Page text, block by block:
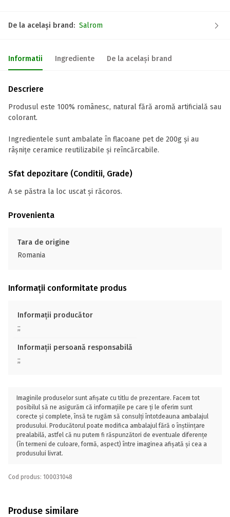
De la același brand: Salrom
Informatii Ingrediente De la același brand
Descriere
Produsul este 100% românesc, natural fără aromă artificială sau
colorant.
Ingredientele sunt ambalate în flacoane pet de 200g și au
râșnițe ceramice reutilizabile și reîncărcabile.
Sfat depozitare (Conditii, Grade)
A se păstra la loc uscat și răcoros.
Provenienta
Tara de origine
Romania
Informații conformitate produs
Informații producător
;;
Informații persoană responsabilă
;;
Imaginile produselor sunt afișate cu titlu de prezentare. Facem tot
posibilul să ne asigurăm că informațiile pe care ți le oferim sunt
corecte și complete, însă te rugăm să consulți întotdeauna ambalajul
produsului. Producătorul poate modifica ambalajul fără o înștiințare
prealabilă, astfel că nu putem fi răspunzători de eventuale diferențe
(în termeni de culoare, formă, aspect) între imaginea afișată și cea a
produsului livrat.
Cod produs: 100031048
Produse similare